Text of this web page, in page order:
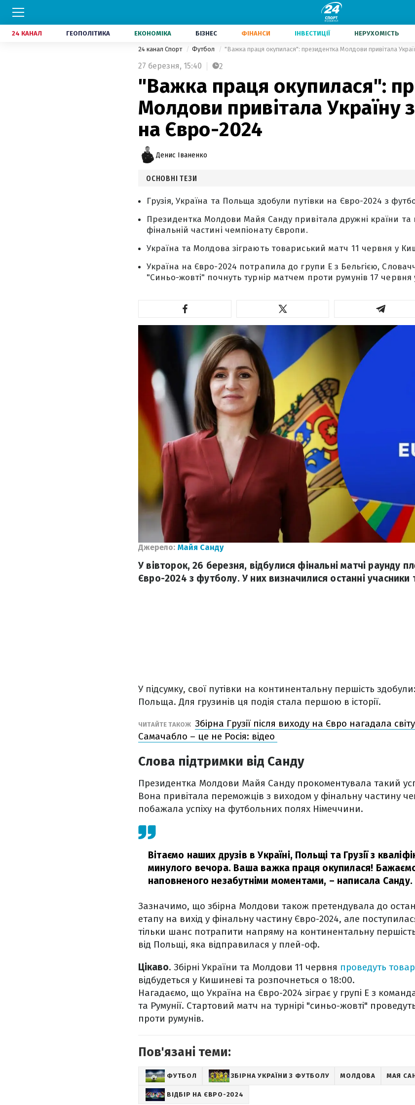
24 КАНАЛ ГЕОПОЛІТИКА ЕКОНОМІКА БІЗНЕС ФІНАНСИ ІНВЕСТИЦІЇ НЕРУХОМІСТЬ
24 канал Спорт Футбол "Важка праця окупилася": президентка Молдови привітала
27 березня, 15:40 2
"Важка праця окупилася":
Молдови привітала Україну
на Євро-2024
Денис Іваненко
ОСНОВНІ ТЕЗИ
Грузія, Україна та Польща здобули путівки на Євро-2024 з
Президентка Молдови Майя Санду привітала дружні країни та
фінальній частині чемпіонату Європи.
Україна та Молдова зіграють товариський матч 11 червня у
Україна на Євро-2024 потрапила до групи Е з Бельгією,
"Синьо-жовті" почнуть турнір матчем проти румунів 17 червня
Джерело: Майя Санду
У вівторок, 26 березня, відбулися фінальні матчі раунду
Євро-2024 з футболу. У них визначилися останні учасники
У підсумку, свої путівки на континентальну першість
Польща. Для грузинів ця подія стала першою в історії.
ЧИТАЙТЕ ТАКОЖ Збірна Грузії після виходу на Євро нагадала
Самачабло – це не Росія: відео
Слова підтримки від Санду
Президентка Молдови Майя Санду прокоментувала такий
Вона привітала переможців з виходом у фінальну частину
побажала успіху на футбольних полях Німеччини.
Вітаємо наших друзів в Україні, Польщі та Грузії з
минулого вечора. Ваша важка праця окупилася! Бажаємо
наповненого незабутніми моментами, – написала Санду.
Зазначимо, що збірна Молдови також претендувала до
етапу на вихід у фінальну частину Євро-2024, але
тільки шанс потрапити напряму на континентальну
від Польщі, яка відправилася у плей-оф.
Цікаво. Збірні України та Молдови 11 червня проведуть
відбудеться у Кишиневі та розпочнеться о 18:00.
Нагадаємо, що Україна на Євро-2024 зіграє у групі Е з
та Румунії. Стартовий матч на турнірі "синьо-жовті"
проти румунів.
Пов'язані теми:
ФУТБОЛ ЗБІРНА УКРАЇНИ З ФУТБОЛУ МОЛДОВА МАЯ
ВІДБІР НА ЄВРО-2024